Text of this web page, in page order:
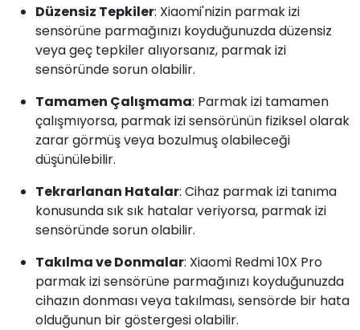
Düzensiz Tepkiler: Xiaomi'nizin parmak izi
sensörüne parmağınızı koyduğunuzda düzensiz
veya geç tepkiler alıyorsanız, parmak izi
sensöründe sorun olabilir.
Tamamen Çalışmama: Parmak izi tamamen
çalışmıyorsa, parmak izi sensörünün fiziksel olarak
zarar görmüş veya bozulmuş olabileceği
düşünülebilir.
Tekrarlanan Hatalar: Cihaz parmak izi tanıma
konusunda sık sık hatalar veriyorsa, parmak izi
sensöründe sorun olabilir.
Takılma ve Donmalar: Xiaomi Redmi 10X Pro
parmak izi sensörüne parmağınızı koyduğunuzda
cihazın donması veya takılması, sensörde bir hata
olduğunun bir göstergesi olabilir.